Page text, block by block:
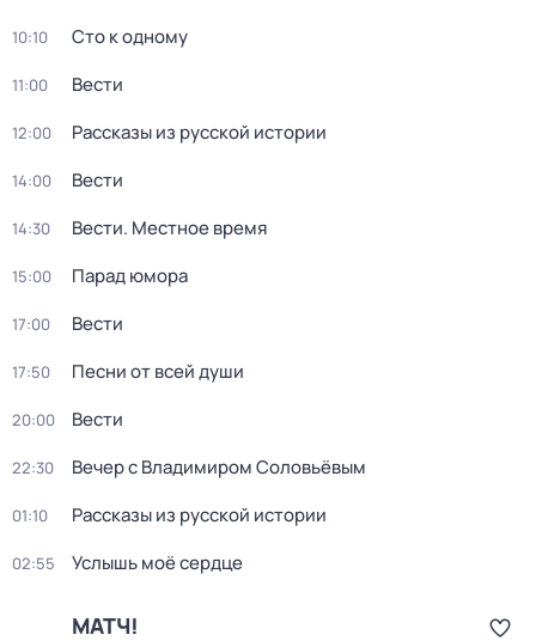
10:10 Сто к одному
11:00 Вести
12:00 Рассказы из русской истории
14:00 Вести
14:30 Вести. Местное время
15:00 Парад юмора
17:00 Вести
17:50 Песни от всей души
20:00 Вести
22:30 Вечер с Владимиром Соловьёвым
01:10 Рассказы из русской истории
02:55 Услышь моё сердце
МАТЧ!